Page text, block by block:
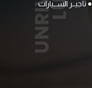
تأجيــر الســيارات